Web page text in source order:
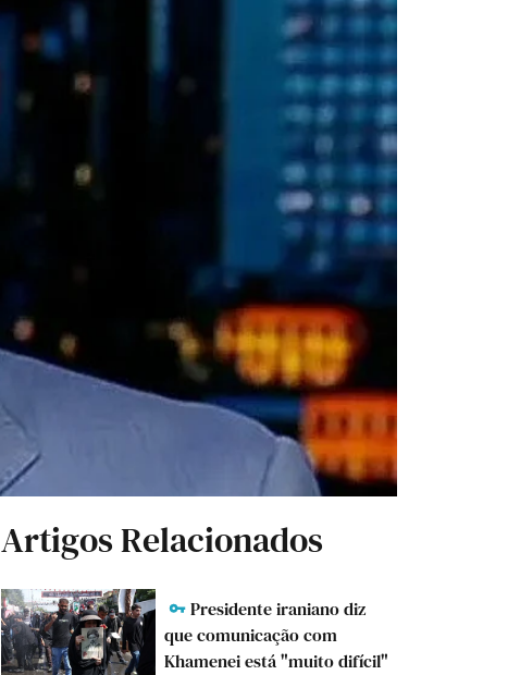
Artigos Relacionados
Presidente iraniano diz
que comunicação com
Khamenei está "muito difícil"